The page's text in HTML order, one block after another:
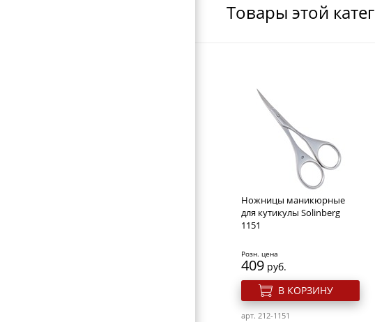
Товары этой
Ножницы маникюрные
для кутикулы Solinberg
1151
Розн. цена
409 руб.
В КОРЗИНУ
арт. 212-1151